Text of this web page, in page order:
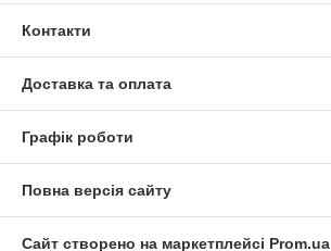
Контакти
Доставка та оплата
Графік роботи
Повна версія сайту
Сайт створено на маркетплейсі Prom.ua